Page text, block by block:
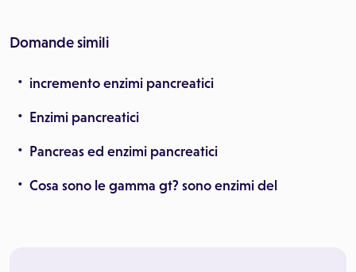
Domande simili
incremento enzimi pancreatici
Enzimi pancreatici
Pancreas ed enzimi pancreatici
Cosa sono le gamma gt? sono enzimi del